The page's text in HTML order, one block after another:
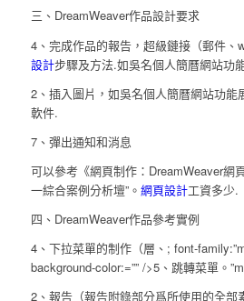
三、DreamWeaver作品設計要求
4、完成作品的報告，超級鏈接（郵件、
設計步驟及方法.如吳名個人簡曆網站功
2、插入圖片，如吳名個人簡曆網站功能
軟件.
7、彈出通知和消息
可以參考《網頁制作：DreamWeaver網
一綜合案例分析壇”。 網頁設計工資多少.
四、DreamWeaver作品參考實例
4、下拉菜單的制作（層、; font-
background-color:=”” />5、跳轉菜單。
2、報告（報告附錄部分爲所使用的全部